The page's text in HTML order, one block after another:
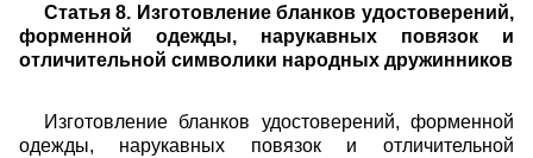
Статья 8. Изготовление бланков удостоверений,
форменной одежды, нарукавных повязок и
отличительной символики народных дружинников
Изготовление бланков удостоверений, форменной
одежды, нарукавных повязок и отличительной